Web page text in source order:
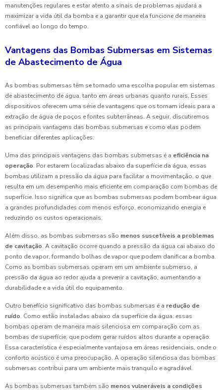
manutenções regulares e estar atento a sinais de problemas ajudará a
maximizar a vida útil da bomba e a garantir que ela funcione de maneira
confiável ao longo do tempo.
Vantagens das Bombas Submersas em Sistemas
de Abastecimento de Água
As bombas submersas têm se tornado uma escolha popular em sistemas
de abastecimento de água, tanto em áreas urbanas quanto rurais. Esses
dispositivos oferecem uma série de vantagens que os tornam ideais para a
extração de água de poços e fontes subterrâneas. A seguir, discutiremos
as principais vantagens das bombas submersas e como elas podem
beneficiar diferentes aplicações.
Uma das principais vantagens das bombas submersas é a eficiência na
operação. Por estarem localizadas abaixo da superfície da água, essas
bombas utilizam a pressão da água para facilitar a movimentação, o que
resulta em um desempenho mais eficiente em comparação com bombas de
superfície. Isso significa que as bombas submersas podem bombear água
a grandes profundidades com menos esforço, economizando energia e
reduzindo os custos operacionais.
Além disso, as bombas submersas são menos suscetíveis a problemas
de cavitação. A cavitação ocorre quando a pressão da água cai abaixo do
ponto de vapor, formando bolhas de vapor que podem danificar a bomba.
Como as bombas submersas operam em um ambiente submerso, a
pressão da água ao redor ajuda a prevenir a cavitação, aumentando a
durabilidade e a vida útil do equipamento.
Outro benefício significativo das bombas submersas é a redução de
ruído. Como estão instaladas abaixo da superfície da água, essas
bombas operam de maneira mais silenciosa em comparação com as
bombas de superfície, que podem gerar ruídos altos durante a operação.
Essa característica é especialmente vantajosa em áreas residenciais, onde o
conforto acústico é uma preocupação. A operação silenciosa das bombas
submersas contribui para um ambiente mais tranquilo e agradável.
As bombas submersas também são menos vulneráveis a condições